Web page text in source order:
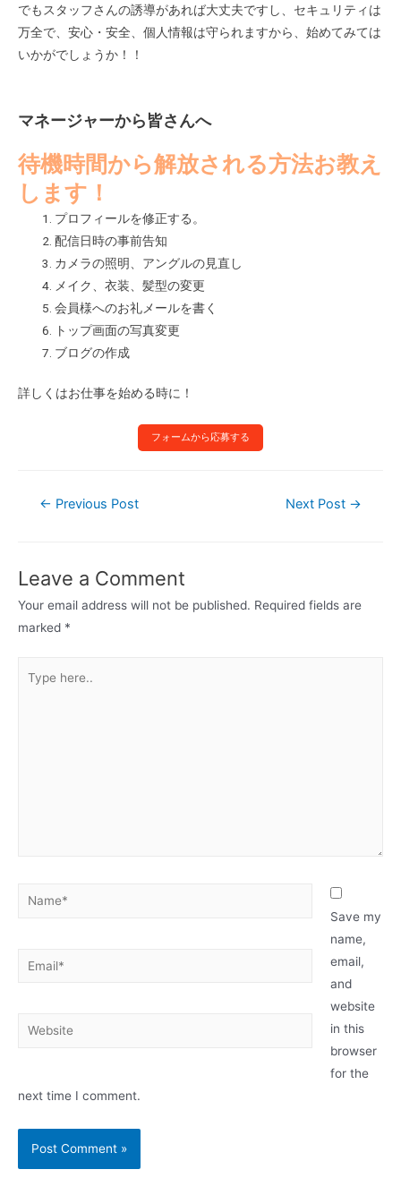
でもスタッフさんの誘導があれば大丈夫ですし、セキュリティは
万全で、安心・安全、個人情報は守られますから、始めてみては
いかがでしょうか！！
マネージャーから皆さんへ
待機時間から解放される方法お教え
します！
プロフィールを修正する。
配信日時の事前告知
カメラの照明、アングルの見直し
メイク、衣装、髪型の変更
会員様へのお礼メールを書く
トップ画面の写真変更
ブログの作成
詳しくはお仕事を始める時に！
フォームから応募する
← Previous Post Next Post →
Leave a Comment
Your email address will not be published. Required fields are
marked *
Save my
name,
email,
and
website
in this
browser
for the
next time I comment.